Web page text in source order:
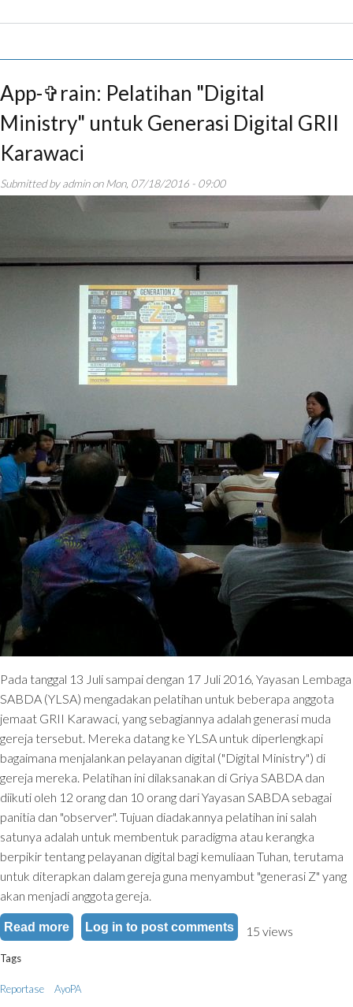
App-✞rain: Pelatihan "Digital
Ministry" untuk Generasi Digital GRII
Karawaci
Submitted byadmin onMon, 07/18/2016 - 09:00
Pada tanggal 13 Juli sampai dengan 17 Juli 2016, Yayasan Lembaga
SABDA (YLSA) mengadakan pelatihan untuk beberapa anggota
jemaat GRII Karawaci, yang sebagiannya adalah generasi muda
gereja tersebut. Mereka datang ke YLSA untuk diperlengkapi
bagaimana menjalankan pelayanan digital ("Digital Ministry") di
gereja mereka. Pelatihan ini dilaksanakan di Griya SABDA dan
diikuti oleh 12 orang dan 10 orang dari Yayasan SABDA sebagai
panitia dan "observer". Tujuan diadakannya pelatihan ini salah
satunya adalah untuk membentuk paradigma atau kerangka
berpikir tentang pelayanan digital bagi kemuliaan Tuhan, terutama
untuk diterapkan dalam gereja guna menyambut "generasi Z" yang
akan menjadi anggota gereja.
Read more about App-✞rain: Pelatihan "Digital Ministry"
Log in to post comments 15 views
Tags
Reportase AyoPA